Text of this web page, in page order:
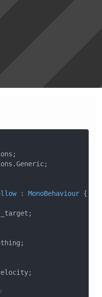
: MonoBehaviour {
_target;